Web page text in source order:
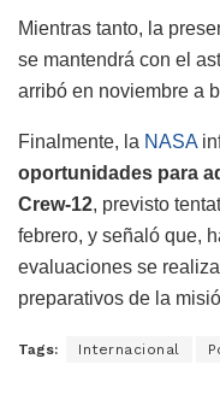
Mientras tanto, la
se mantendrá con el
arribó en noviembre a
Finalmente, la NASA
oportunidades para
Crew-12, previsto
febrero, y señaló que,
evaluaciones se
preparativos de la
Tags: Internacional